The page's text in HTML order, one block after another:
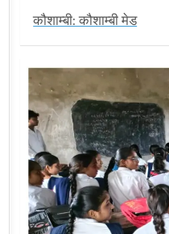
कौशाम्बी: कौशाम्बी मेड